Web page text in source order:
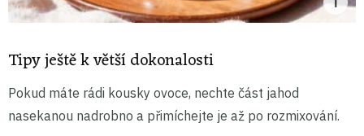
Tipy ještě k větší dokonalosti
Pokud máte rádi kousky ovoce, nechte část jahod
nasekanou nadrobno a přimíchejte je až po rozmixování.